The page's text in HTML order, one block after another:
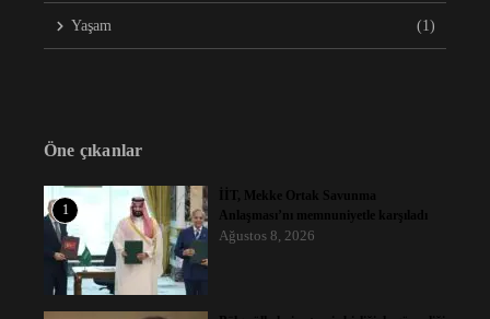
Yaşam (1)
Öne çıkanlar
1
İİT, Mekke Ortak Savunma
Anlaşması’nı memnuniyetle karşıladı
Ağustos 8, 2026